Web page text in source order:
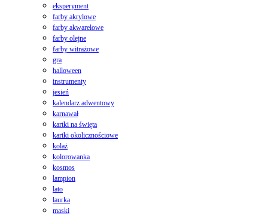
eksperyment
farby akrylowe
farby akwarelowe
farby olejne
farby witrażowe
gra
halloween
instrumenty
jesień
kalendarz adwentowy
karnawał
kartki na święta
kartki okolicznościowe
kolaż
kolorowanka
kosmos
lampion
lato
laurka
maski